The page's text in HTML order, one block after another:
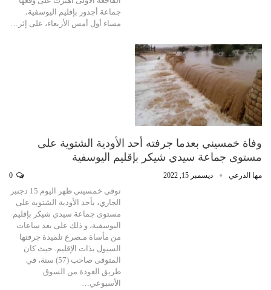
جماعة أجدور بإقليم اليوسفية،
مساء أول أمس الأربعاء، على إثر…
وفاة خمسيني بعدما جرفته أحد الأودية الشتوية على
مستوى جماعة سيدي شيكر بإقليم اليوسفية
مها الدرعي ديسمبر 15, 2022
توفي خمسيني ظهر اليوم 15 دجنبر
الجاري، بأحد الأودية الشتوية على
مستوى جماعة سيدي شيكر بإقليم
اليوسفية، و ذلك على بعد ساعات
من مأساة مـصرع تلميذة جرفتها
السيول بذات الإقليم. حيث كان
المتوفى صاحب (57) سنة، في
طريق العودة من السوق
الأسبوعي…